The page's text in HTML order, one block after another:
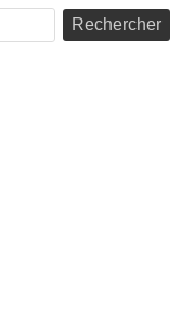
Rechercher